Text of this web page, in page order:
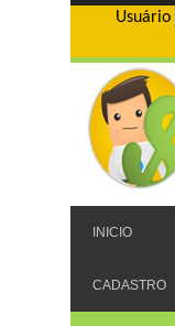
Usuário
INICIO
CADASTRO